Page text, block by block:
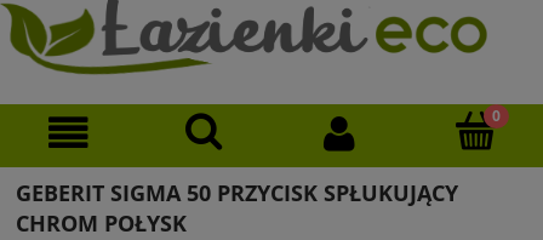
GEBERIT SIGMA 50 PRZYCISK SPŁUKUJĄCY
CHROM POŁYSK